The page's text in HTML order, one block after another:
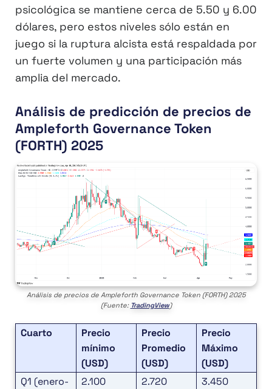
psicológica se mantiene cerca de 5.50 y 6.00
dólares, pero estos niveles sólo están en
juego si la ruptura alcista está respaldada por
un fuerte volumen y una participación más
amplia del mercado.
Análisis de predicción de precios de
Ampleforth Governance Token
(FORTH) 2025
Análisis de precios de Ampleforth Governance Token (FORTH) 2025
(Fuente: TradingView)
Cuarto
Precio
mínimo
(USD)
Precio
Promedio
(USD)
Precio
Máximo
(USD)
Q1 (enero-
2.100 2.720 3.450